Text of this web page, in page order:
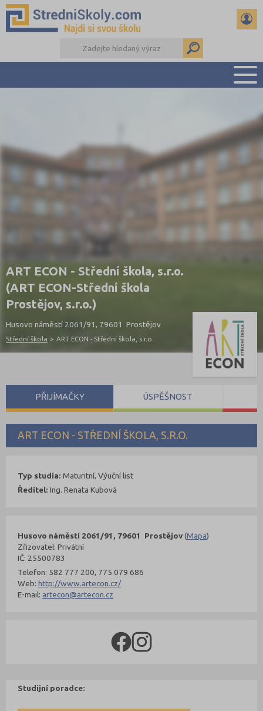
PŘÍPRAVA NA PŘIJÍMAČKY
DŮLEŽITÉ TERMÍNY
REFERÁTY A SEMINÁRKY
DALŠÍ DRUHY ŠKOL
ART ECON - Střední škola, s.r.o.
(ART ECON-Střední škola
Prostějov, s.r.o.)
Husovo náměstí 2061/91, 79601 Prostějov
Střední škola > ART ECON - Střední škola, s.r.o.
ART ECON - STŘEDNÍ ŠKOLA, S.R.O.
Husovo náměstí 2061/91, 79601 Prostějov(Mapa)
Zřizovatel: Privátní
IČ: 25500783
Telefon: 582 777 200, 775 079 686
Web:http://www.artecon.cz/
E-mail: artecon@artecon.cz
Typ studia: Maturitní, Výuční list
Ředitel: Ing. Renata Kubová
Studijní poradce:
PŘIJÍMAČKY ÚSPĚŠNOST